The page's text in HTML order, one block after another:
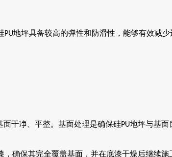
PU地坪具备较高的弹性和防滑性，能够有效减
干净、平整。基面处理是确保硅PU地坪与基面
确保其完全覆盖基面，并在底漆干燥后继续施